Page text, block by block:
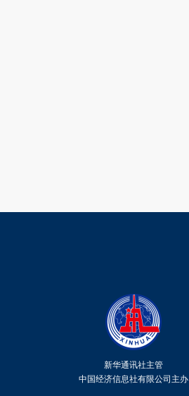
新华通讯社主管
中国经济信息社有限公司主办